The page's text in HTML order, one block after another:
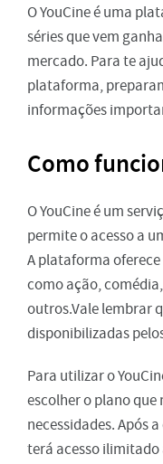
O YouCine é uma
séries que vem
mercado. Para te
plataforma,
informações
Como
O YouCine é um
permite o acesso a
A plataforma
como ação,
outros.Vale lembrar
disponibilizadas
Para utilizar o
escolher o plano que
necessidades. Após
terá acesso